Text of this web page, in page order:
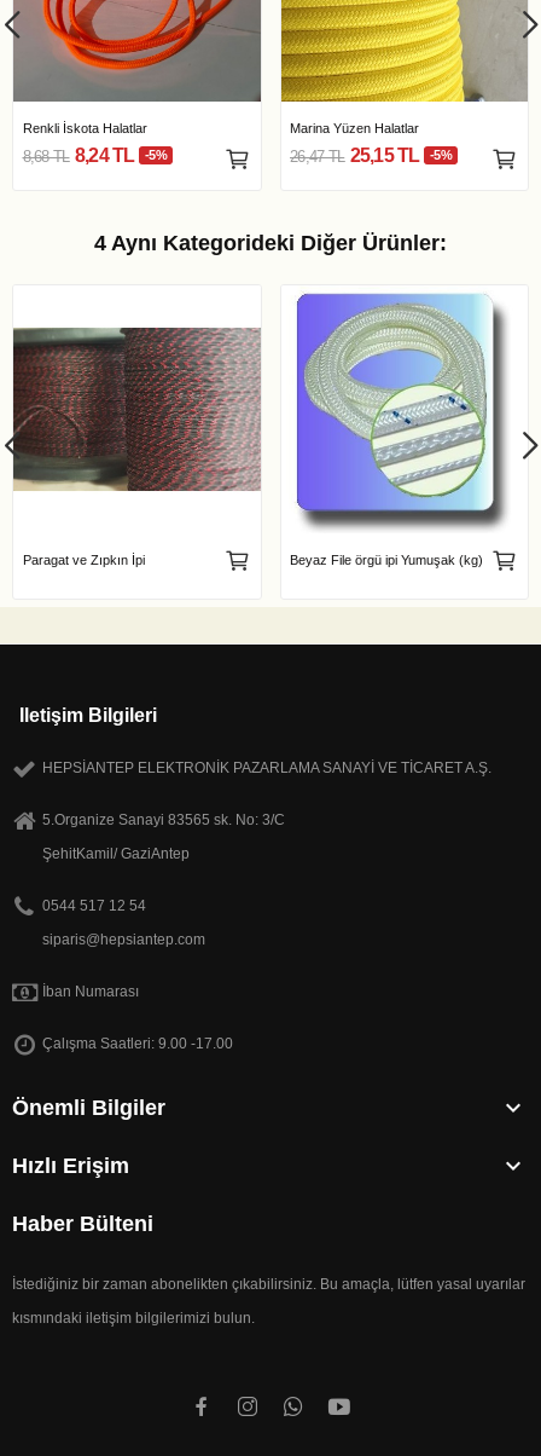
Renkli İskota Halatlar
8,68 TL 8,24 TL -5%
Marina Yüzen Halatlar
26,47 TL 25,15 TL -5%
4 Aynı Kategorideki Diğer Ürünler:
Paragat ve Zıpkın İpi Beyaz File örgü ipi Yumuşak (kg)
Iletişim Bilgileri
HEPSİANTEP ELEKTRONİK PAZARLAMA SANAYİ VE TİCARET A.Ş.
5.Organize Sanayi 83565 sk. No: 3/C
ŞehitKamil/ GaziAntep
0544 517 12 54
siparis@hepsiantep.com
İban Numarası
Çalışma Saatleri: 9.00 -17.00
Önemli Bilgiler 
Hızlı Erişim 
Haber Bülteni
İstediğiniz bir zaman abonelikten çıkabilirsiniz. Bu amaçla, lütfen yasal uyarılar
kısmındaki iletişim bilgilerimizi bulun.